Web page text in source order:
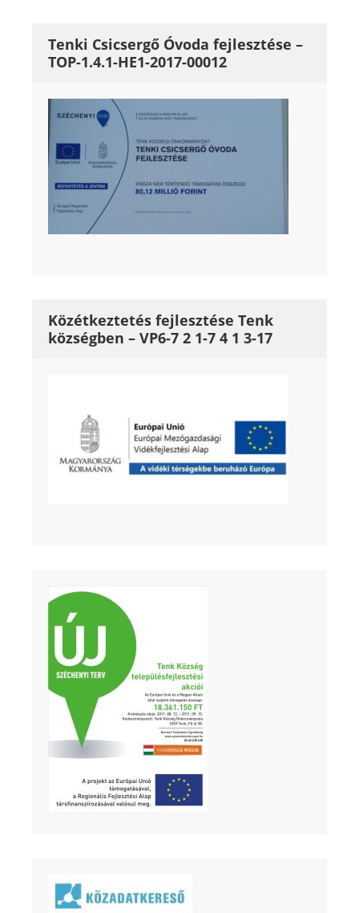
Tenki Csicsergő Óvoda fejlesztése –
TOP-1.4.1-HE1-2017-00012
Közétkeztetés fejlesztése Tenk
községben – VP6-7 2 1-7 4 1 3-17